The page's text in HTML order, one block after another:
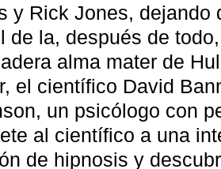
y Rick Jones, dejando
de la, después de todo,
alma mater de
el científico David
un psicólogo con
al científico a una
de hipnosis y